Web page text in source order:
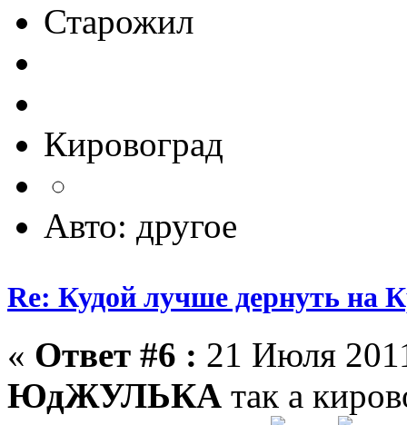
Старожил
Кировоград
Авто: другое
Re: Кудой лучше дернуть на
« Ответ #6 : 21 Июля
ЮдЖУЛЬКА так а